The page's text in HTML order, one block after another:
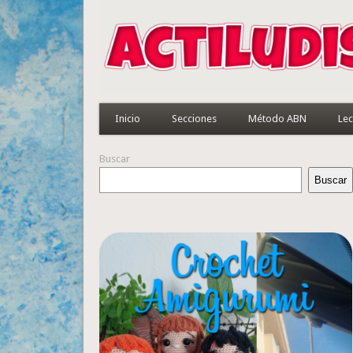
Inicio Secciones Método ABN
Buscar
Buscar